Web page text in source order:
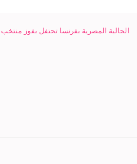
الجالية المصرية بفرنسا تحتفل بفوز